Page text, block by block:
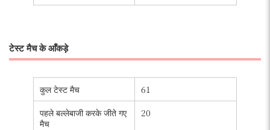
टेस्ट मैच के आँकड़े
कुल टेस्ट मैच
61
पहले बल्लेबाजी करके जीते गए
मैच
20